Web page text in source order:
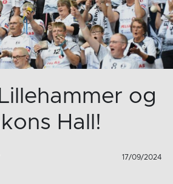
og
Hall!
17/09/2024